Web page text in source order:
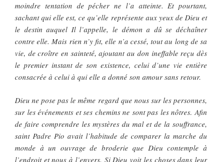
moindre tentation de pécher ne l’a atteinte. Et pourtant,
sachant qui elle est, ce qu’elle représente aux yeux de Dieu et
le destin auquel Il l’appelle, le démon a dû se déchaîner
contre elle. Mais rien n’y fit, elle n’a cessé, tout au long de sa
vie, de croître en sainteté, ajoutant au don ineffable reçu dès
le premier instant de son existence, celui d’une vie entière
consacrée à celui à qui elle a donné son amour sans retour.
Dieu ne pose pas le même regard que nous sur les personnes,
sur les événements et ses chemins ne sont pas les nôtres. Afin
de faire comprendre les mystères du mal et de la souffrance,
saint Padre Pio avait l’habitude de comparer la marche du
monde à un ouvrage de broderie que Dieu contemple à
l’endroit et nous à l’envers. Si Dieu voit les choses dans leur